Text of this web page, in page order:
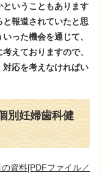
ということもあります
報道されていたと思
った機会を通じて、
えておりますので、
応を考えなければい
別妊婦歯科健
資料[PDFファイル／